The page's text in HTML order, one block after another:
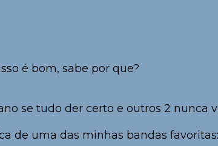
é bom, sabe por que?
se tudo der certo e outros 2 nunca
uma das minhas bandas